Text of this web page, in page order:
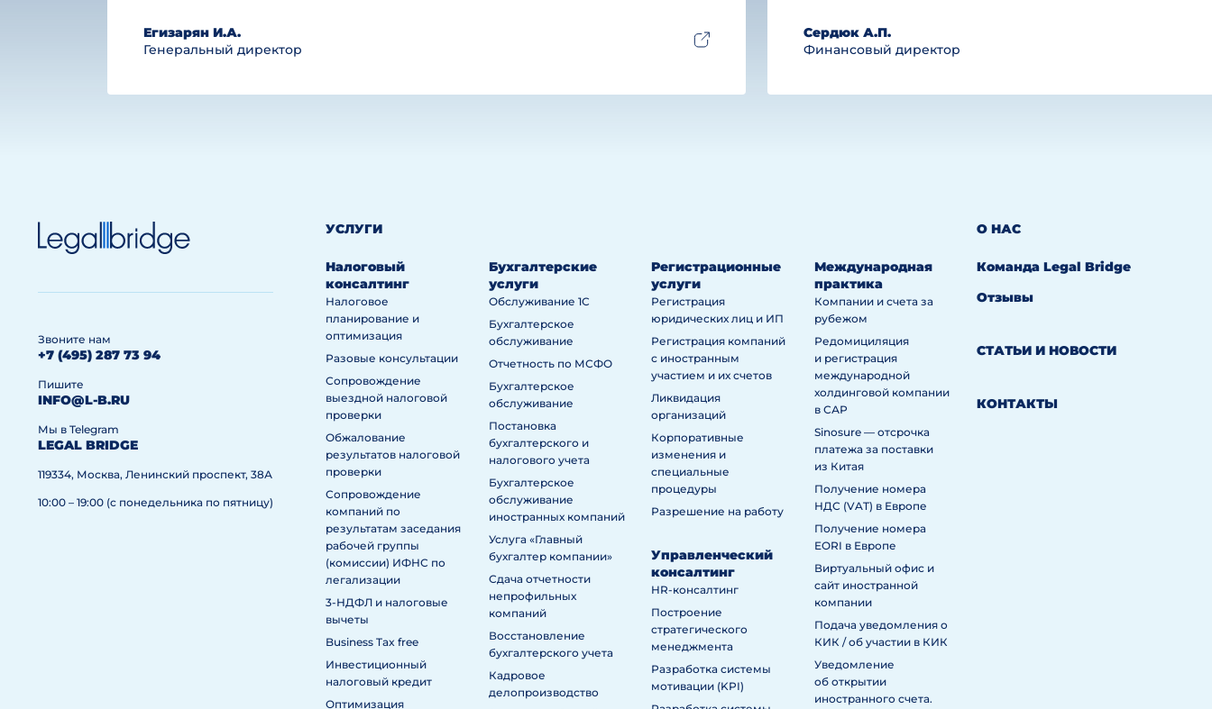
Егизарян И.А.
Генеральный директор
Сердюк А.П.
Финансовый директор
Звоните нам
+7 (495) 287 73 94
Пишите
INFO@L-B.RU
Мы в Telegram
LEGAL BRIDGE
119334, Москва, Ленинский проспект, 38А
10:00 – 19:00 (с понедельника по пятницу)
УСЛУГИ
Налоговый
консалтинг
Налоговое
планирование и
оптимизация
Разовые консультации
Сопровождение
выездной налоговой
проверки
Обжалование
результатов налоговой
проверки
Сопровождение
компаний по
результатам заседания
рабочей группы
(комиссии) ИФНС по
легализации
3-НДФЛ и налоговые
вычеты
Business Tax free
Инвестиционный
налоговый кредит
Оптимизация
Бухгалтерские
услуги
Обслуживание 1С
Бухгалтерское
обслуживание
Отчетность по МСФО
Бухгалтерское
обслуживание
Постановка
бухгалтерского и
налогового учета
Бухгалтерское
обслуживание
иностранных компаний
Услуга «Главный
бухгалтер компании»
Сдача отчетности
непрофильных
компаний
Восстановление
бухгалтерского учета
Кадровое
делопроизводство
Регистрационные
услуги
Регистрация
юридических лиц и ИП
Регистрация компаний
с иностранным
участием и их счетов
Ликвидация
организаций
Корпоративные
изменения и
специальные
процедуры
Разрешение на работу
Управленческий
консалтинг
HR-консалтинг
Построение
стратегического
менеджмента
Разработка системы
мотивации (KPI)
Международная
практика
Компании и счета за
рубежом
Редомициляция
и регистрация
международной
холдинговой компании
в САР
Sinosure — отсрочка
платежа за поставки
из Китая
Получение номера
НДС (VAT) в Европе
Получение номера
EORI в Европе
Виртуальный офис и
сайт иностранной
компании
Подача уведомления о
КИК / об участии в КИК
Уведомление
об открытии
иностранного счета.
О НАС
Команда Legal Bridge
Отзывы
СТАТЬИ И НОВОСТИ
КОНТАКТЫ